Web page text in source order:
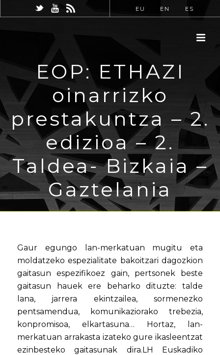
EU EN ES
EOP: ETHAZI
oinarrizko
prestakuntza – 2.
edizioa – 2.
Taldea- Bizkaia –
Gaztelania
Gaur egungo lan-merkatuan mugitu eta
moldatzeko espezialitate bakoitzari dagozkion
gaitasun espezifikoez gain, pertsonek beste
gaitasun hauek ere beharko dituzte: talde
lana, jarrera ekintzailea, sormenezko
pentsamendua, komunikaziorako trebezia,
konpromisoa, elkartasuna… Hortaz, lan-
merkatuan arrakasta izateko gure ikasleentzat
ezinbesteko gaitasunak dira.LH Euskadiko